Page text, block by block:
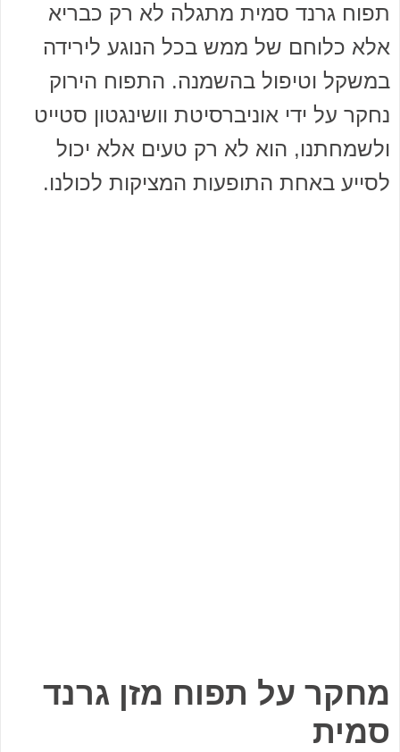
תפוח גרנד סמית מתגלה לא רק כבריא
אלא כלוחם של ממש בכל הנוגע לירידה
במשקל וטיפול בהשמנה. התפוח הירוק
נחקר על ידי אוניברסיטת וושינגטון סטייט
ולשמחתנו, הוא לא רק טעים אלא יכול
לסייע באחת התופעות המציקות לכולנו.
מחקר על תפוח מזן גרנד
סמית